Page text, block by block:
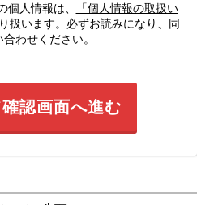
人情報は、
「個人情報の取扱い
扱います。必ずお読みになり、同
わせください。
認画面へ進む